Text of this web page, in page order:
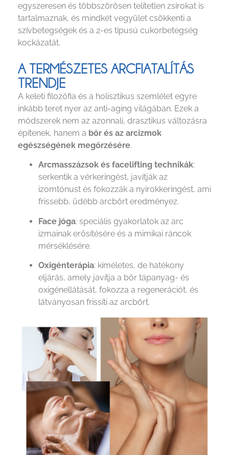
egyszeresen és többszörösen telítetlen zsírokat is
tartalmaznak, és mindkét vegyület csökkenti a
szívbetegségek és a 2-es típusú cukorbetegség
kockázatát.
A TERMÉSZETES ARCFIATALÍTÁS
TRENDJE
A keleti filozófia és a holisztikus szemlélet egyre
inkább teret nyer az anti-aging világában. Ezek a
módszerek nem az azonnali, drasztikus változásra
építenek, hanem a bőr és az arcizmok
egészségének megőrzésére.
Arcmasszázsok és facelifting technikák:
serkentik a vérkeringést, javítják az
izomtónust és fokozzák a nyirokkeringést, ami
frissebb, üdébb arcbőrt eredményez.
Face jóga: speciális gyakorlatok az arc
izmainak erősítésére és a mimikai ráncok
mérséklésére.
Oxigénterápia: kíméletes, de hatékony
eljárás, amely javítja a bőr tápanyag- és
oxigénellátását, fokozza a regenerációt, és
látványosan frissíti az arcbőrt.